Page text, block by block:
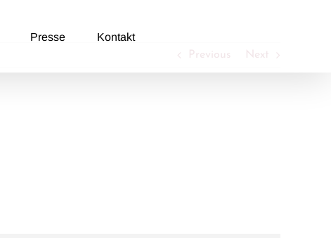
Presse Kontakt
Previous Next